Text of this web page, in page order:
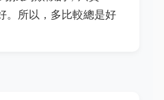
。所以，多比較總是好